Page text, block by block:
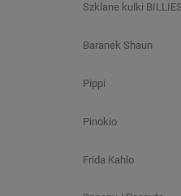
Szklane kulki
Baranek Shaun
Pippi
Pinokio
Frida Kahlo